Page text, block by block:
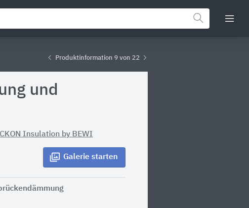
Produktinformation 9 von 22
und
Insulation by BEWI
Galerie starten